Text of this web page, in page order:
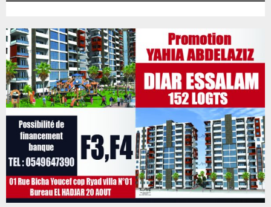
u
r
n
a
l
d
u
o
û
t
2